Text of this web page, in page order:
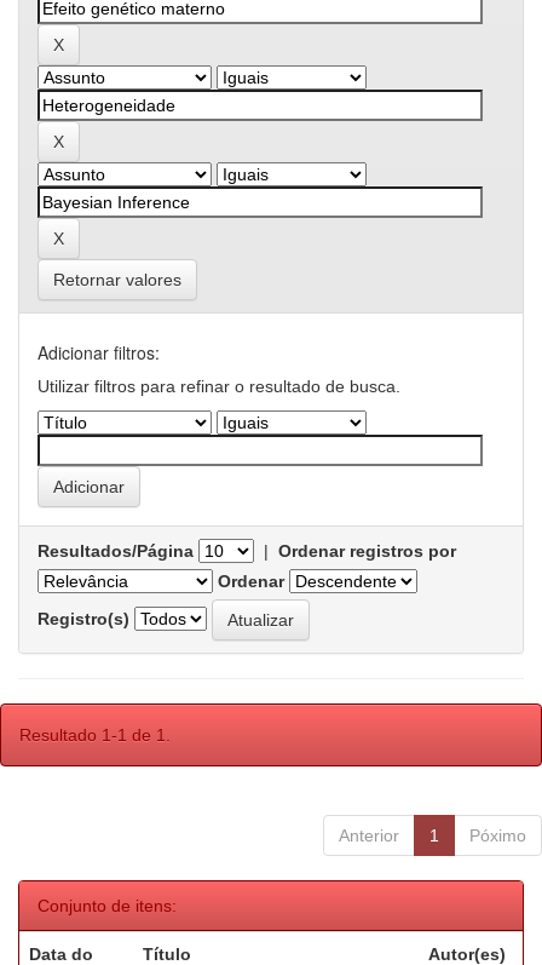
Retornar valores
Adicionar filtros:
Utilizar filtros para refinar o resultado de busca.
Resultados/Página | Ordenar registros por
Ordenar
Registro(s)
Resultado 1-1 de 1.
Anterior 1 Póximo
Conjunto de itens:
Data do
Título Autor(es)